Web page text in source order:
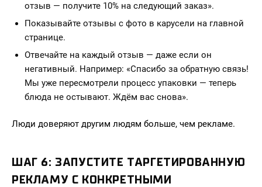
отзыв — получите 10% на следующий заказ».
Показывайте отзывы с фото в карусели на главной
странице.
Отвечайте на каждый отзыв — даже если он
негативный. Например: «Спасибо за обратную связь!
Мы уже пересмотрели процесс упаковки — теперь
блюда не остывают. Ждём вас снова».
Люди доверяют другим людям больше, чем рекламе.
ШАГ 6: ЗАПУСТИТЕ ТАРГЕТИРОВАННУЮ
РЕКЛАМУ С КОНКРЕТНЫМИ